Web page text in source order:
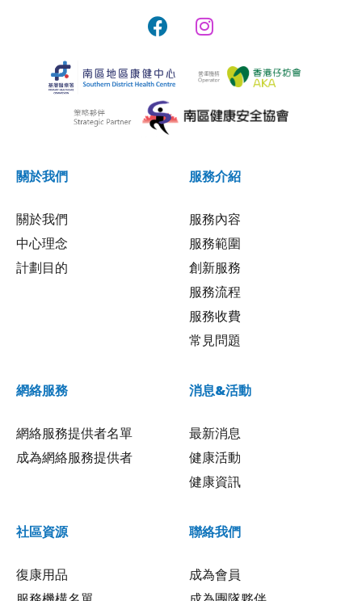
關於我們
關於我們
中心理念
計劃目的
服務介紹
服務內容
服務範圍
創新服務
服務流程
服務收費
常見問題
網絡服務
網絡服務提供者名單
成為網絡服務提供者
消息&活動
最新消息
健康活動
健康資訊
社區資源
復康用品
聯絡我們
成為會員